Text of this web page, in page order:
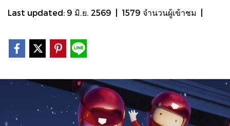
Last updated: 9 มิ.ย. 2569 1579 จำนวนผู้เข้าชม